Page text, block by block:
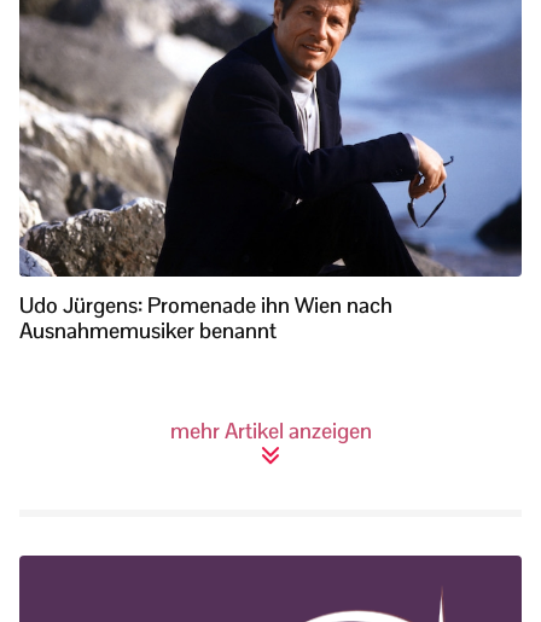
Udo Jürgens: Promenade ihn Wien nach
Ausnahmemusiker benannt
mehr Artikel anzeigen